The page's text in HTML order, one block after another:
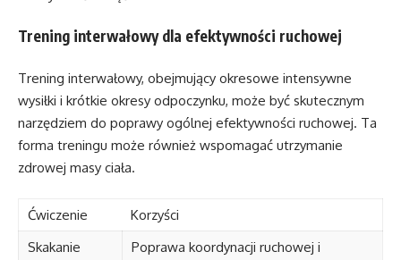
Trening interwałowy dla efektywności ruchowej
Trening interwałowy, obejmujący okresowe intensywne
wysiłki i krótkie okresy odpoczynku, może być skutecznym
narzędziem do poprawy ogólnej efektywności ruchowej. Ta
forma treningu może również wspomagać utrzymanie
zdrowej masy ciała.
Ćwiczenie
Korzyści
Skakanie
Poprawa koordynacji ruchowej i